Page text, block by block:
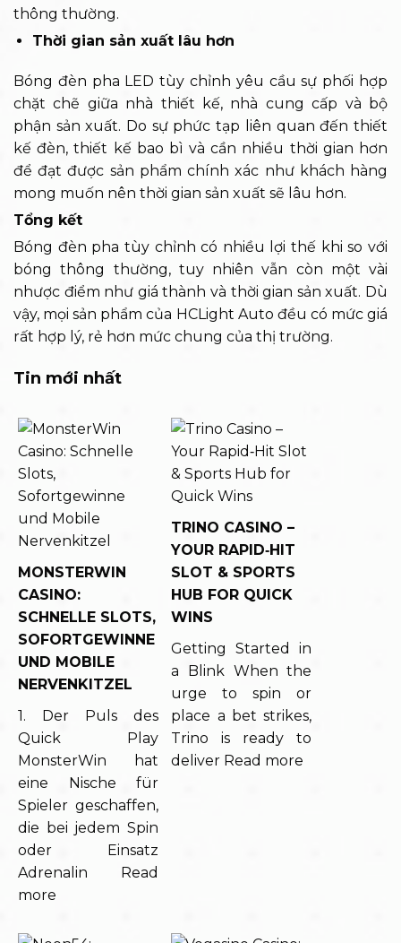
thông thường.
Thời gian sản xuất lâu hơn
Bóng đèn pha LED tùy chỉnh yêu cầu sự phối hợp
chặt chẽ giữa nhà thiết kế, nhà cung cấp và bộ
phận sản xuất. Do sự phức tạp liên quan đến thiết
kế đèn, thiết kế bao bì và cần nhiều thời gian hơn
để đạt được sản phẩm chính xác như khách hàng
mong muốn nên thời gian sản xuất sẽ lâu hơn.
Tổng kết
Bóng đèn pha tùy chỉnh có nhiều lợi thế khi so với
bóng thông thường, tuy nhiên vẫn còn một vài
nhược điểm như giá thành và thời gian sản xuất. Dù
vậy, mọi sản phẩm của HCLight Auto đều có mức giá
rất hợp lý, rẻ hơn mức chung của thị trường.
Tin mới nhất
MONSTERWIN
CASINO:
SCHNELLE SLOTS,
SOFORTGEWINNE
UND MOBILE
NERVENKITZEL
1. Der Puls des
Quick Play
MonsterWin hat
eine Nische für
Spieler geschaffen,
die bei jedem Spin
oder Einsatz
Adrenalin
Read
more
TRINO CASINO –
YOUR RAPID‑HIT
SLOT & SPORTS
HUB FOR QUICK
WINS
Getting Started in
a Blink When the
urge to spin or
place a bet strikes,
Trino is ready to
deliver Read more